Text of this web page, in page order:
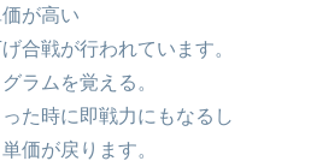
が高い
合戦が行われています。
ラムを覚える。
た時に即戦力にもなるし
価が戻ります。